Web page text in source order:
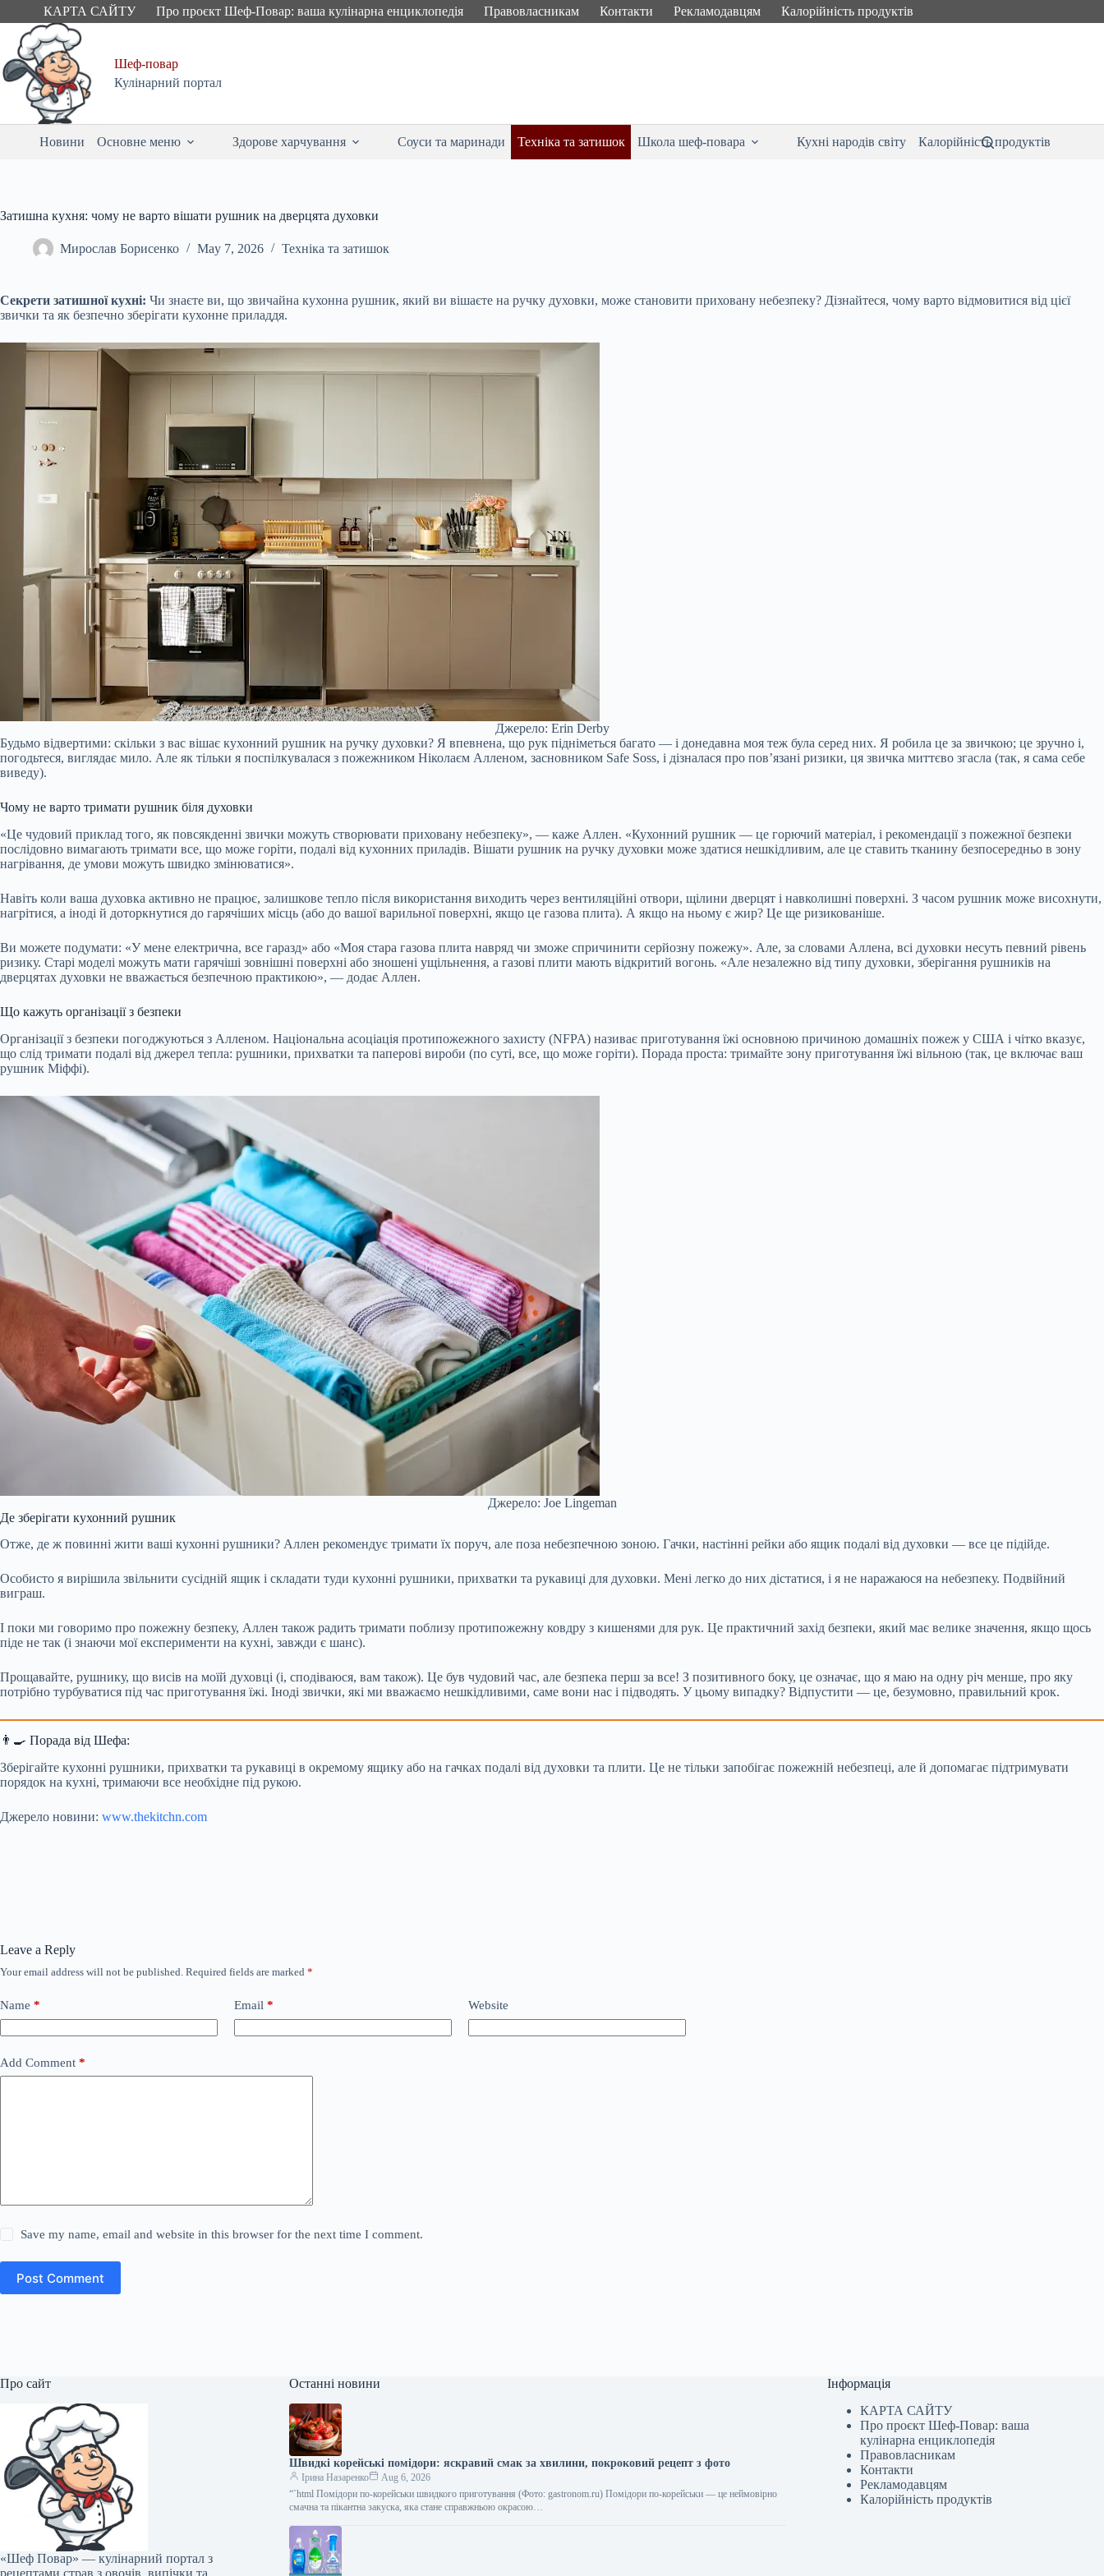
to
content
КАРТА САЙТУ Про проєкт Шеф-Повар: ваша кулінарна енциклопедія Правовласникам Контакти Рекламодавцям Калорійність продуктів
Шеф-повар
Кулінарний портал
Новини Основне меню Здорове харчування Соуси та маринади Техніка та затишок Школа шеф-повара Кухні народів світу Калорійність продуктів
Затишна кухня: чому не варто вішати рушник на дверцята духовки
Мирослав Борисенко May 7, 2026 Техніка та затишок
Секрети затишної кухні: Чи знаєте ви, що звичайна кухонна рушник, який ви вішаєте на ручку духовки, може становити приховану небезпеку? Дізнайтеся, чому варто відмовитися від цієї
звички та як безпечно зберігати кухонне приладдя.
Джерело: Erin Derby
Будьмо відвертими: скільки з вас вішає кухонний рушник на ручку духовки? Я впевнена, що рук підніметься багато — і донедавна моя теж була серед них. Я робила це за звичкою; це зручно і,
погодьтеся, виглядає мило. Але як тільки я поспілкувалася з пожежником Ніколаєм Алленом, засновником Safe Soss, і дізналася про пов’язані ризики, ця звичка миттєво згасла (так, я сама себе
виведу).
Чому не варто тримати рушник біля духовки
«Це чудовий приклад того, як повсякденні звички можуть створювати приховану небезпеку», — каже Аллен. «Кухонний рушник — це горючий матеріал, і рекомендації з пожежної безпеки
послідовно вимагають тримати все, що може горіти, подалі від кухонних приладів. Вішати рушник на ручку духовки може здатися нешкідливим, але це ставить тканину безпосередньо в зону
нагрівання, де умови можуть швидко змінюватися».
Навіть коли ваша духовка активно не працює, залишкове тепло після використання виходить через вентиляційні отвори, щілини дверцят і навколишні поверхні. З часом рушник може висохнути,
нагрітися, а іноді й доторкнутися до гарячіших місць (або до вашої варильної поверхні, якщо це газова плита). А якщо на ньому є жир? Це ще ризикованіше.
Ви можете подумати: «У мене електрична, все гаразд» або «Моя стара газова плита навряд чи зможе спричинити серйозну пожежу». Але, за словами Аллена, всі духовки несуть певний рівень
ризику. Старі моделі можуть мати гарячіші зовнішні поверхні або зношені ущільнення, а газові плити мають відкритий вогонь. «Але незалежно від типу духовки, зберігання рушників на
дверцятах духовки не вважається безпечною практикою», — додає Аллен.
Що кажуть організації з безпеки
Організації з безпеки погоджуються з Алленом. Національна асоціація протипожежного захисту (NFPA) називає приготування їжі основною причиною домашніх пожеж у США і чітко вказує,
що слід тримати подалі від джерел тепла: рушники, прихватки та паперові вироби (по суті, все, що може горіти). Порада проста: тримайте зону приготування їжі вільною (так, це включає ваш
рушник Міффі).
Джерело: Joe Lingeman
Де зберігати кухонний рушник
Отже, де ж повинні жити ваші кухонні рушники? Аллен рекомендує тримати їх поруч, але поза небезпечною зоною. Гачки, настінні рейки або ящик подалі від духовки — все це підійде.
Особисто я вирішила звільнити сусідній ящик і складати туди кухонні рушники, прихватки та рукавиці для духовки. Мені легко до них дістатися, і я не наражаюся на небезпеку. Подвійний
виграш.
І поки ми говоримо про пожежну безпеку, Аллен також радить тримати поблизу протипожежну ковдру з кишенями для рук. Це практичний захід безпеки, який має велике значення, якщо щось
піде не так (і знаючи мої експерименти на кухні, завжди є шанс).
Прощавайте, рушнику, що висів на моїй духовці (і, сподіваюся, вам також). Це був чудовий час, але безпека перш за все! З позитивного боку, це означає, що я маю на одну річ менше, про яку
потрібно турбуватися під час приготування їжі. Іноді звички, які ми вважаємо нешкідливими, саме вони нас і підводять. У цьому випадку? Відпустити — це, безумовно, правильний крок.
👨‍🍳 Порада від Шефа:
Зберігайте кухонні рушники, прихватки та рукавиці в окремому ящику або на гачках подалі від духовки та плити. Це не тільки запобігає пожежній небезпеці, але й допомагає підтримувати
порядок на кухні, тримаючи все необхідне під рукою.
Джерело новини: www.thekitchn.com
Leave a Reply
Your email address will not be published. Required fields are marked *
Name * Email * Website
Add Comment *
Save my name, email and website in this browser for the next time I comment.
Post Comment
Про сайт
«Шеф Повар» — кулінарний портал з
рецептами страв з овочів, випічки та
Останні новини
Швидкі корейські помідори: яскравий смак за хвилини, покроковий рецепт з фото
Ірина Назаренко
Aug 6, 2026
“`html Помідори по-корейськи швидкого приготування (Фото: gastronom.ru) Помідори по-корейськи — це неймовірно
смачна та пікантна закуска, яка стане справжньою окрасою…
Інформація
КАРТА САЙТУ
Про проєкт Шеф-Повар: ваша
кулінарна енциклопедія
Правовласникам
Контакти
Рекламодавцям
Калорійність продуктів